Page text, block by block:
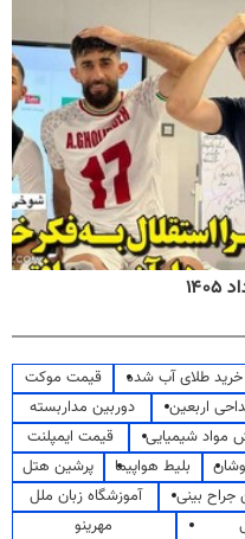
خرید طلای آب شده
قیمت موکت
اربعین
دوربین مداربسته
مواد شیمیایی
قیمت ایمپلنت
بلیط هواپیما
پرشین هتل
جراح بینی
آموزشگاه زبان ملل
مهرینو